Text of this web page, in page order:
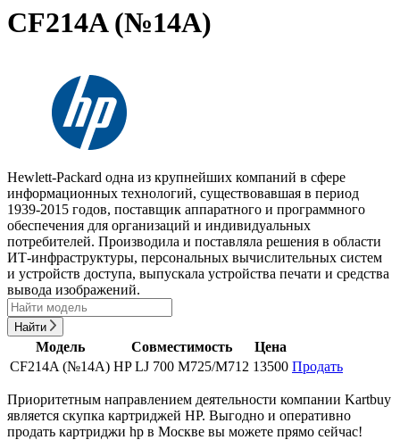
CF214A (№14A)
Hewlett-Packard одна из крупнейших компаний в сфере
информационных технологий, существовавшая в период
1939-2015 годов, поставщик аппаратного и программного
обеспечения для организаций и индивидуальных
потребителей. Производила и поставляла решения в области
ИТ-инфраструктуры, персональных вычислительных систем
и устройств доступа, выпускала устройства печати и средства
вывода изображений.
Найти
Модель Совместимость
Цена
CF214A (№14A) HP LJ 700 M725/M712 13500 Продать
Приоритетным направлением деятельности компании Kartbuy
является скупка картриджей HP. Выгодно и оперативно
продать картриджи hp в Москве вы можете прямо сейчас!